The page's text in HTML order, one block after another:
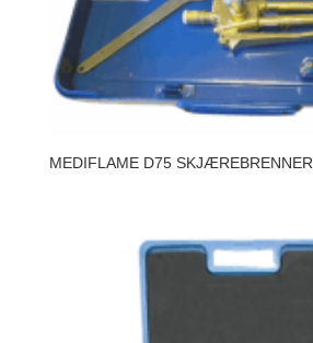
MEDIFLAME D75 SKJÆREBRENNER